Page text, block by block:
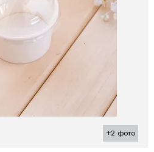
+2 фото